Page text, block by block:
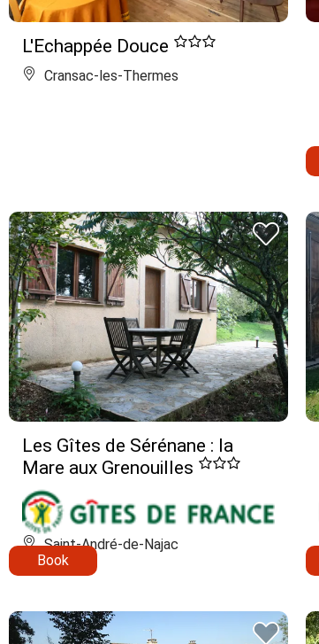
L'Echappée Douce
Cransac-les-Thermes
Les Gîtes de Sérénane : la
Mare aux Grenouilles
Saint-André-de-Najac
Book